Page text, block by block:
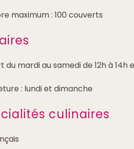
maximum : 100 couverts
du mardi au samedi de 12h à 14h
: lundi et dimanche
culinaires